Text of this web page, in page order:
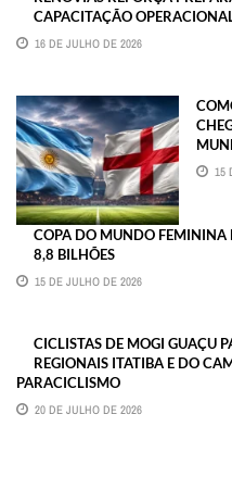
CAPACITAÇÃO
16 DE JULHO DE 2026
15
COPA DO MUNDO FEMININA
8,8 BILHÕES
15 DE JULHO DE 2026
CICLISTAS DE MOGI GUAÇU
REGIONAIS ITATIBA E DO
PARACICLISMO
20 DE JULHO DE 2026